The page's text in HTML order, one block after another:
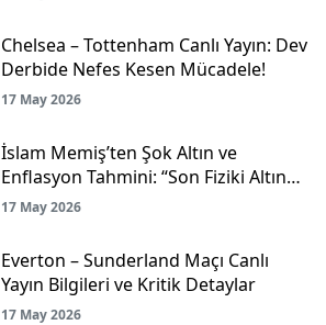
Chelsea – Tottenham Canlı Yayın: Dev
Derbide Nefes Kesen Mücadele!
17 May 2026
İslam Memiş’ten Şok Altın ve
Enflasyon Tahmini: “Son Fiziki Altın
Nesliyiz!”
17 May 2026
Everton – Sunderland Maçı Canlı
Yayın Bilgileri ve Kritik Detaylar
17 May 2026